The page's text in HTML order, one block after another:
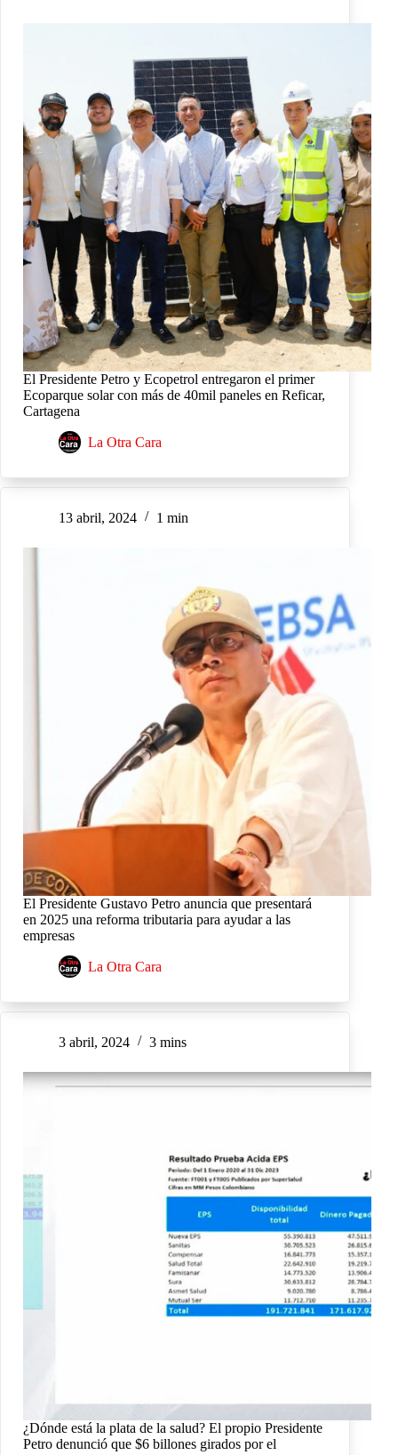
El Presidente Petro y Ecopetrol entregaron el primer
Ecoparque solar con más de 40mil paneles en Reficar,
Cartagena
La Otra Cara
13 abril, 2024 1 min
El Presidente Gustavo Petro anuncia que presentará
en 2025 una reforma tributaria para ayudar a las
empresas
La Otra Cara
3 abril, 2024 3 mins
¿Dónde está la plata de la salud? El propio Presidente
Petro denunció que $6 billones girados por el